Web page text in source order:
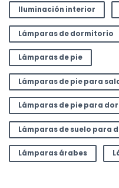
Iluminación interior
Lámparas de dormitorio
Lámparas de pie
Lámparas de pie para
Lámparas de pie para
Lámparas de suelo para
Lámparas árabes